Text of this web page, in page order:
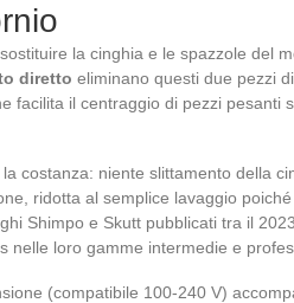
la cinghia e le spazzole del
diretto eliminano questi due pezzi di
facilita il centraggio di pezzi pesanti
costanza: niente slittamento della
ridotta al semplice lavaggio
Shimpo e Skutt pubblicati tra il
nelle loro gamme intermedie e
(compatibile 100-240 V)